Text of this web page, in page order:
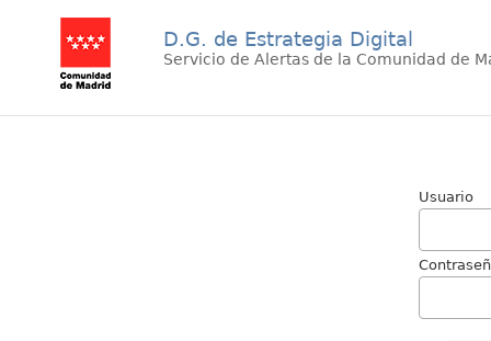
D.G. de Estrategia Digital
Servicio de Alertas de la Comunidad de
Usuario